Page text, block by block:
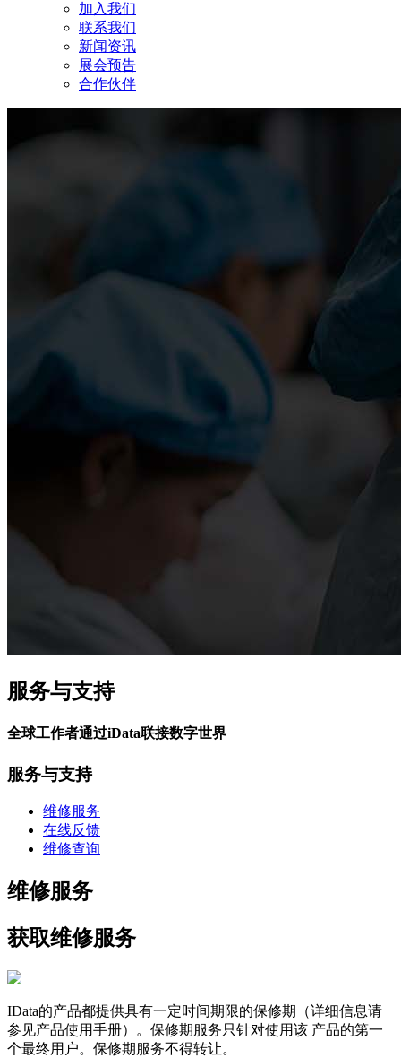
加入我们
联系我们
新闻资讯
展会预告
合作伙伴
服务与支持
全球工作者通过iData联接数字世界
服务与支持
维修服务
在线反馈
维修查询
维修服务
获取维修服务
IData的产品都提供具有一定时间期限的保修期（详细信息请
参见产品使用手册）。保修期服务只针对使用该 产品的第一
个最终用户。保修期服务不得转让。